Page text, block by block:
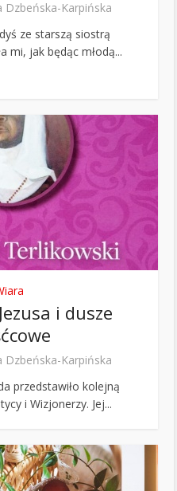
Dzbeńska-Karpińska
ze starszą siostrą
mi, jak będąc młodą...
i dusze
Dzbeńska-Karpińska
przedstawiło kolejną
i Wizjonerzy. Jej...